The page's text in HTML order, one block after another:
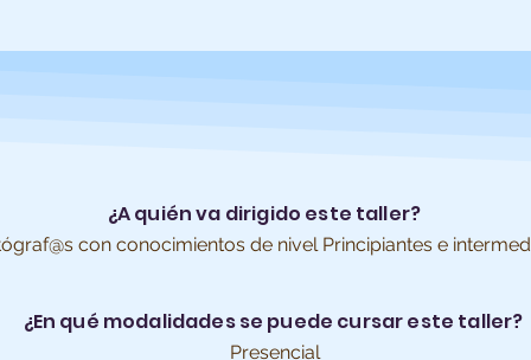
¿A quién va dirigido este taller?
con conocimientos de nivel Principiantes e
¿En qué modalidades se puede cursar este taller?
Presencial